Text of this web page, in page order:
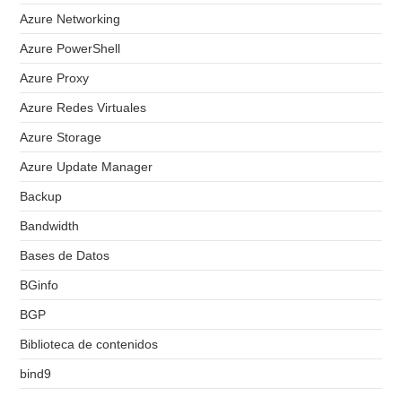
Azure Networking
Azure PowerShell
Azure Proxy
Azure Redes Virtuales
Azure Storage
Azure Update Manager
Backup
Bandwidth
Bases de Datos
BGinfo
BGP
Biblioteca de contenidos
bind9